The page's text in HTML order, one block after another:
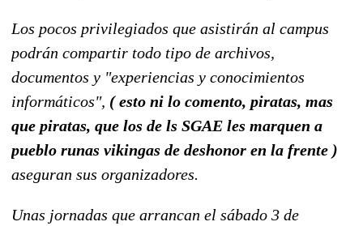
Los pocos privilegiados que asistirán al campus
podrán compartir todo tipo de archivos,
documentos y "experiencias y conocimientos
informáticos", ( esto ni lo comento, piratas, mas
que piratas, que los de ls SGAE les marquen a
pueblo runas vikingas de deshonor en la frente )
aseguran sus organizadores.
Unas jornadas que arrancan el sábado 3 de